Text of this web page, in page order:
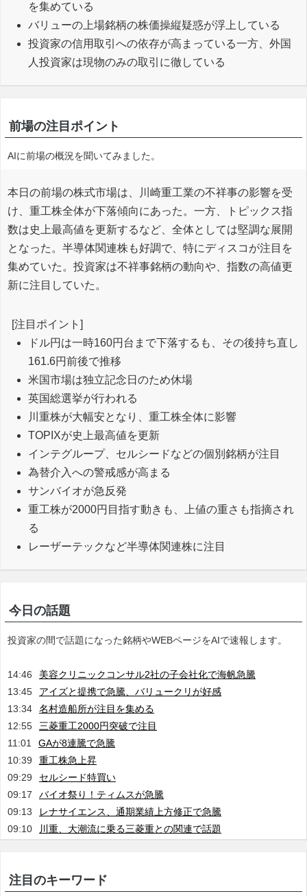
を集めている
バリューの上場銘柄の株価操縦疑惑が浮上している
投資家の信用取引への依存が高まっている一方、外国
人投資家は現物のみの取引に徹している
前場の注目ポイント
AIに前場の概況を聞いてみました。
本日の前場の株式市場は、川崎重工業の不祥事の影響を受
け、重工株全体が下落傾向にあった。一方、トピックス指
数は史上最高値を更新するなど、全体としては堅調な展開
となった。半導体関連株も好調で、特にディスコが注目を
集めていた。投資家は不祥事銘柄の動向や、指数の高値更
新に注目していた。
[注目ポイント]
ドル円は一時160円台まで下落するも、その後持ち直し
161.6円前後で推移
米国市場は独立記念日のため休場
英国総選挙が行われる
川重株が大幅安となり、重工株全体に影響
TOPIXが史上最高値を更新
インテグループ、セルシードなどの個別銘柄が注目
為替介入への警戒感が高まる
サンバイオが急反発
重工株が2000円目指す動きも、上値の重さも指摘され
る
レーザーテックなど半導体関連株に注目
今日の話題
投資家の間で話題になった銘柄やWEBページをAIで速報します。
14:46
美容クリニックコンサル2社の子会社化で海帆急騰
13:45
アイズと提携で急騰、バリュークリが好感
13:34
名村造船所が注目を集める
12:55
三菱重工2000円突破で注目
11:01
GAが8連騰で急騰
10:39
重工株急上昇
09:29
セルシード特買い
09:17
バイオ祭り！ティムスが急騰
09:13
レナサイエンス、通期業績上方修正で急騰
09:10
川重、大潮流に乗る三菱重との関連で話題
注目のキーワード